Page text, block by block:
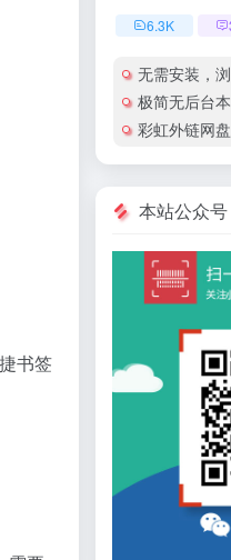
书签
6.3K
无需安装，浏
极简无后台
彩虹外链网
本站公众号